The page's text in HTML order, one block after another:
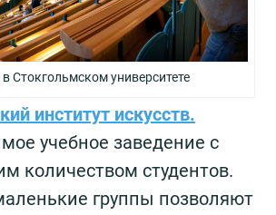
Стокгольмском университете
институт искусств.
учебное заведение с
количеством студентов.
группы позволяют